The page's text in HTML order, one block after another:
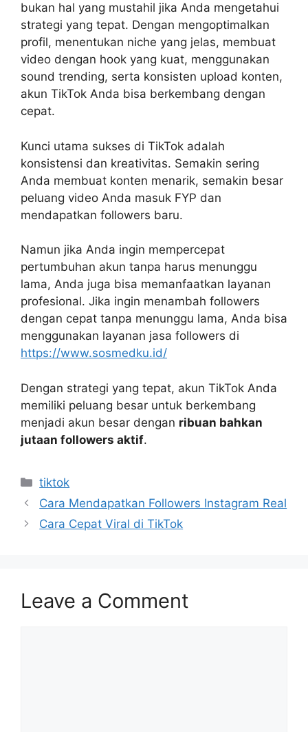
bukan hal yang mustahil jika Anda mengetahui
strategi yang tepat. Dengan mengoptimalkan
profil, menentukan niche yang jelas, membuat
video dengan hook yang kuat, menggunakan
sound trending, serta konsisten upload konten,
akun TikTok Anda bisa berkembang dengan
cepat.
Kunci utama sukses di TikTok adalah
konsistensi dan kreativitas. Semakin sering
Anda membuat konten menarik, semakin besar
peluang video Anda masuk FYP dan
mendapatkan followers baru.
Namun jika Anda ingin mempercepat
pertumbuhan akun tanpa harus menunggu
lama, Anda juga bisa memanfaatkan layanan
profesional. Jika ingin menambah followers
dengan cepat tanpa menunggu lama, Anda bisa
menggunakan layanan jasa followers di
https://www.sosmedku.id/
Dengan strategi yang tepat, akun TikTok Anda
memiliki peluang besar untuk berkembang
menjadi akun besar dengan ribuan bahkan
jutaan followers aktif.
Categories
tiktok
Cara Mendapatkan Followers Instagram Real
Cara Cepat Viral di TikTok
Leave a Comment